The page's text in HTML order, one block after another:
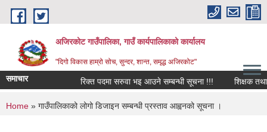
Skip to main content
अजिरकोट गाउँपालिका, गाउँ कार्यपालिकाको कार्यालय
"दिगो विकास हाम्रो सोच, सुन्दर, शान्त, समृद्ध अजिरकोट"
समाचार रिक्त पदमा सरुवा भइ आउने सम्बन्धी सूचना !!! शिक्षक तथा
You are here
Home » गाउँपालिकाको लोगो डिजाइन सम्बन्धी प्रस्ताव आह्वनको सूचना ।